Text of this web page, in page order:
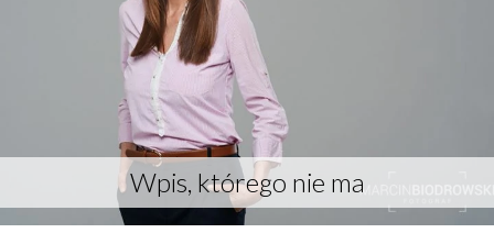
Nowa atrakcja na imprezach firmowych –
zdjęcia portretowe
Wpis, którego nie ma